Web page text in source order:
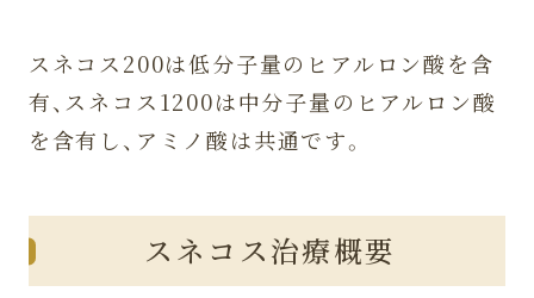
スネコス200は低分子量のヒアルロン酸を含
有、スネコス1200は中分子量のヒアルロン酸
を含有し、アミノ酸は共通です。
スネコス治療概要